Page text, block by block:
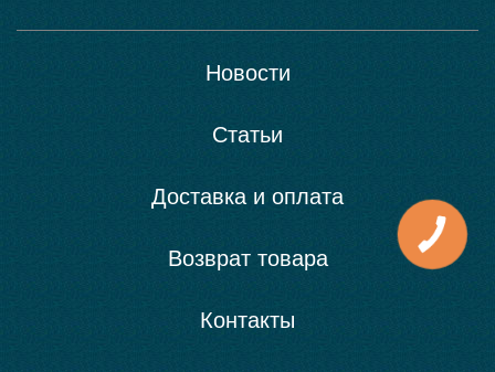
Новости
Статьи
Доставка и оплата
Возврат товара
Контакты